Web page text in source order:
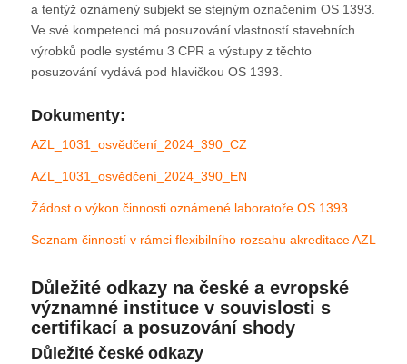
a tentýž oznámený subjekt se stejným označením OS 1393.
Ve své kompetenci má posuzování vlastností stavebních
výrobků podle systému 3 CPR a výstupy z těchto
posuzování vydává pod hlavičkou OS 1393.
Dokumenty:
AZL_1031_osvědčení_2024_390_CZ
AZL_1031_osvědčení_2024_390_EN
Žádost o výkon činnosti oznámené laboratoře OS 1393
Seznam činností v rámci flexibilního rozsahu akreditace AZL
Důležité odkazy na české a evropské
významné instituce v souvislosti s
certifikací a posuzování shody
Důležité české odkazy